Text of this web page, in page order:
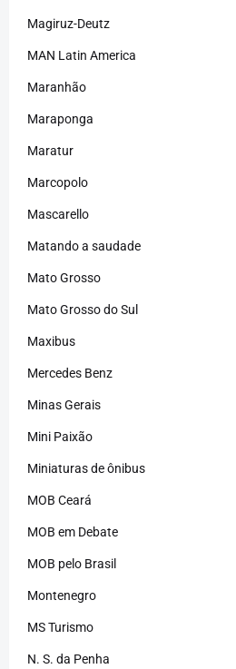
Magiruz-Deutz
MAN Latin America
Maranhão
Maraponga
Maratur
Marcopolo
Mascarello
Matando a saudade
Mato Grosso
Mato Grosso do Sul
Maxibus
Mercedes Benz
Minas Gerais
Mini Paixão
Miniaturas de ônibus
MOB Ceará
MOB em Debate
MOB pelo Brasil
Montenegro
MS Turismo
N. S. da Penha